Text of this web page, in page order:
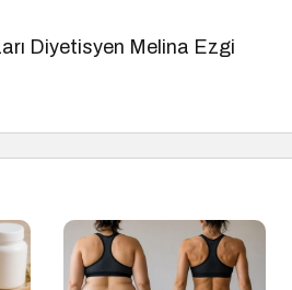
Diyetisyen Melina Ezgi